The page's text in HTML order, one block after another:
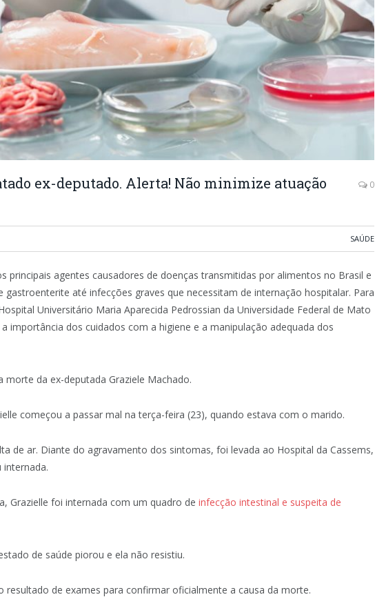
ex-deputado. Alerta! Não minimize atuação
0
SAÚDE
principais agentes causadores de doenças transmitidas por alimentos no Brasil e
gastroenterite até infecções graves que necessitam de internação hospitalar. Para
Universitário Maria Aparecida Pedrossian da Universidade Federal de Mato
importância dos cuidados com a higiene e a manipulação adequada dos
morte da ex-deputada Graziele Machado.
começou a passar mal na terça-feira (23), quando estava com o marido.
de ar. Diante do agravamento dos sintomas, foi levada ao Hospital da Cassems,
internada.
Grazielle foi internada com um quadro de infecção intestinal e suspeita de
de saúde piorou e ela não resistiu.
resultado de exames para confirmar oficialmente a causa da morte.